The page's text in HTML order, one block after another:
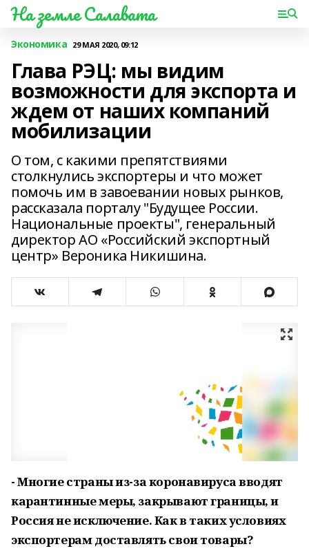
На земле Салавата
Экономика 29 МАЯ 2020, 09:12
Глава РЭЦ: мы видим
возможности для экспорта и
ждем от наших компаний
мобилизации
О том, с какими препятствиями
столкнулись экспортеры и что может
помочь им в завоевании новых рынков,
рассказала порталу "Будущее России.
Национальные проекты", генеральный
директор АО «Российский экспортный
центр» Вероника Никишина.
- Многие страны из-за коронавируса вводят
карантинные меры, закрывают границы, и
Россия не исключение. Как в таких условиях
экспортерам доставлять свои товары?